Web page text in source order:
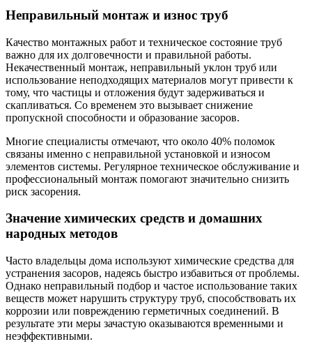
Неправильный монтаж и износ труб
Качество монтажных работ и техническое состояние труб
важно для их долговечности и правильной работы.
Некачественный монтаж, неправильный уклон труб или
использование неподходящих материалов могут привести к
тому, что частицы и отложения будут задерживаться и
скапливаться. Со временем это вызывает снижение
пропускной способности и образование засоров.
Многие специалисты отмечают, что около 40% поломок
связаны именно с неправильной установкой и износом
элементов системы. Регулярное техническое обслуживание и
профессиональный монтаж помогают значительно снизить
риск засорения.
Значение химических средств и домашних
народных методов
Часто владельцы дома используют химические средства для
устранения засоров, надеясь быстро избавиться от проблемы.
Однако неправильный подбор и частое использование таких
веществ может нарушить структуру труб, способствовать их
коррозии или повреждению герметичных соединений. В
результате эти меры зачастую оказываются временными и
неэффективными.